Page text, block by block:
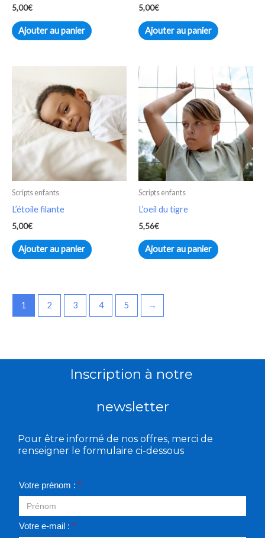
5,00€
Ajouter au panier
5,00€
Ajouter au panier
Scripts enfants
L’étoile filante
5,00€
Ajouter au panier
Scripts enfants
L’oeil du tigre
5,56€
Ajouter au panier
1 2 3 4 5 →
Inscription à notre
newsletter
Pour être informé de nos offres, merci de
renseigner le formulaire ci-dessous
Votre prénom : *
Votre e-mail : *